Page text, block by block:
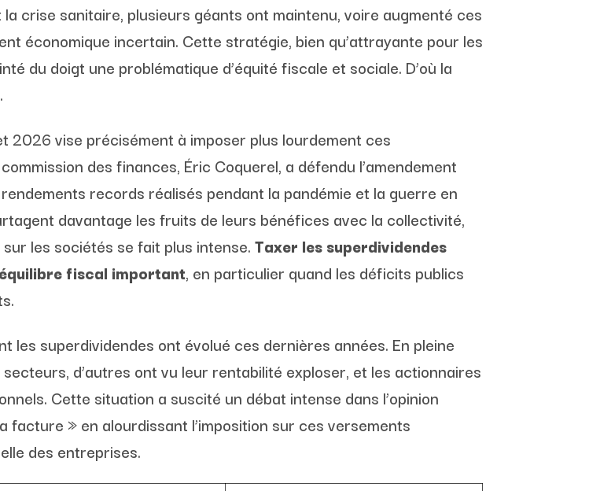
crise sanitaire, plusieurs géants ont maintenu, voire augmenté ces
économique incertain. Cette stratégie, bien qu’attrayante pour les
du doigt une problématique d’équité fiscale et sociale. D’où la
2026 vise précisément à imposer plus lourdement ces
des finances, Éric Coquerel, a défendu l’amendement
records réalisés pendant la pandémie et la guerre en
davantage les fruits de leurs bénéfices avec la collectivité,
les sociétés se fait plus intense.Taxer les superdividendes
fiscal important, en particulier quand les déficits publics
les superdividendes ont évolué ces dernières années. En pleine
d’autres ont vu leur rentabilité exploser, et les actionnaires
Cette situation a suscité un débat intense dans l’opinion
» en alourdissant l’imposition sur ces versements
des entreprises.